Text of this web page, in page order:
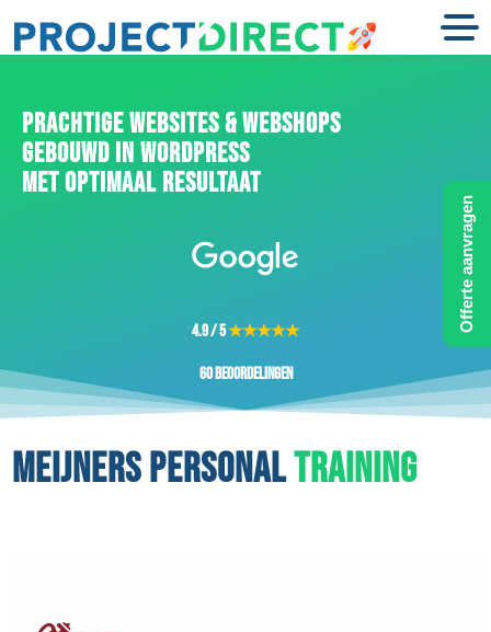
PRACHTIGE WEBSITES & WEBSHOPS
GEBOUWD IN WORDPRESS
MET OPTIMAAL RESULTAAT
4.9 / 5★★★★★
60 beoordelingen
MEIJNERS PERSONALTRAINING
Offerte aanvragen